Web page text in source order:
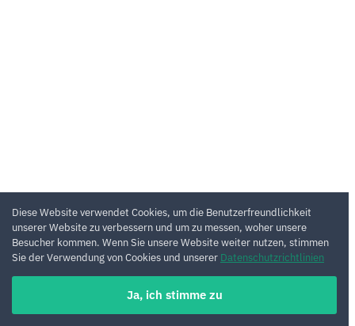
Diese Website verwendet Cookies, um die Benutzerfreundlichkeit
unserer Website zu verbessern und um zu messen, woher unsere
Besucher kommen. Wenn Sie unsere Website weiter nutzen, stimmen
Sie der Verwendung von Cookies und unserer Datenschutzrichtlinien
Ja, ich stimme zu